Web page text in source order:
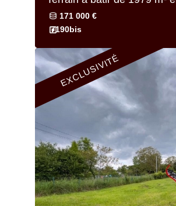
171 000 €
7190bis
EXCLUSIVITÉ